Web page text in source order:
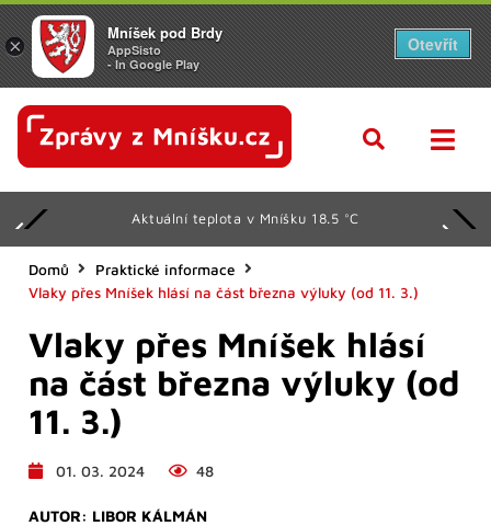
Aktuální teplota v Mníšku 18.5 °C
Domů
Praktické informace
Vlaky přes Mníšek hlásí na část března výluky (od 11. 3.)
Vlaky přes Mníšek hlásí
na část března výluky (od
11. 3.)
01. 03. 2024 48
AUTOR: LIBOR KÁLMÁN
×
Mníšek pod Brdy
AppSisto
- In Google Play
Otevřít